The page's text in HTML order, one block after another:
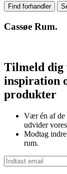
Find forhandler
Cassøe Rum.
Tilmeld dig
inspiration
produkter
Vær én af de
udvider
Modtag
rum.